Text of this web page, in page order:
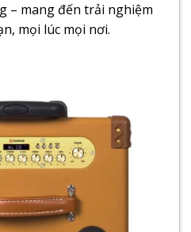
– mang đến trải nghiệm
mọi lúc mọi nơi.